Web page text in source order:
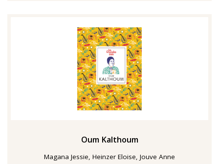
Oum Kalthoum
Magana Jessie, Heinzer Eloise, Jouve Anne